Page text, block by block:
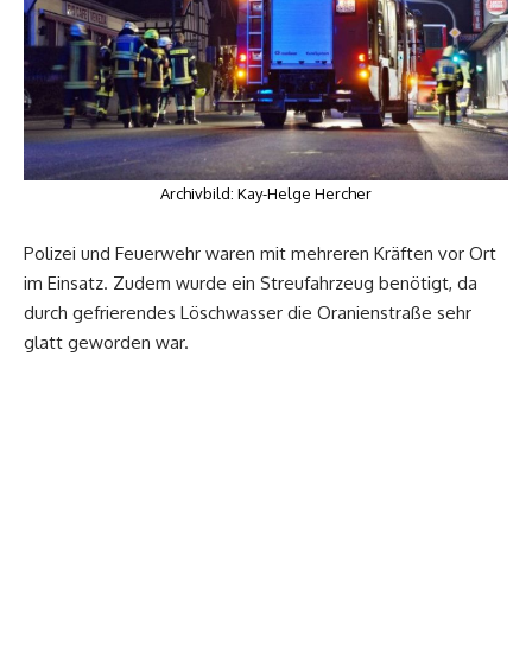
Archivbild: Kay-Helge Hercher
Polizei und Feuerwehr waren mit mehreren Kräften vor Ort
im Einsatz. Zudem wurde ein Streufahrzeug benötigt, da
durch gefrierendes Löschwasser die Oranienstraße sehr
glatt geworden war.